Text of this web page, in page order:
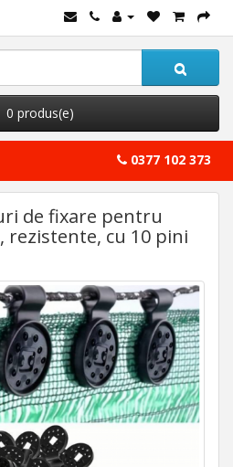
0 produs(e)
0377 102 373
de fixare pentru
rezistente, cu 10 pini